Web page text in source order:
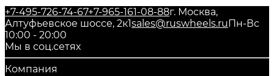
+7-495-726-74-67+7-965-161-08-88г. Москва,
Алтуфьевское шоссе, 2к1sales@ruswheels.ruПн-Вс
10:00 - 20:00
Мы в соц.сетях
Компания